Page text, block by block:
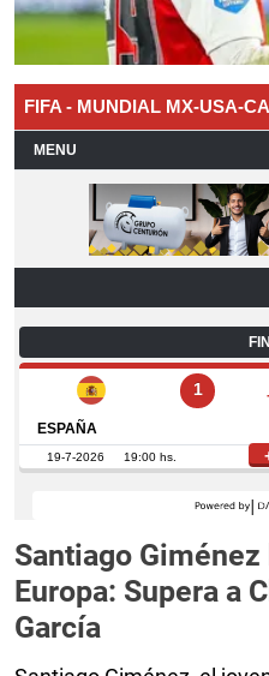
Santiago
Europa: Supera a
García